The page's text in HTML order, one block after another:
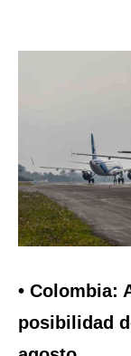
• Colombia:
posibilidad